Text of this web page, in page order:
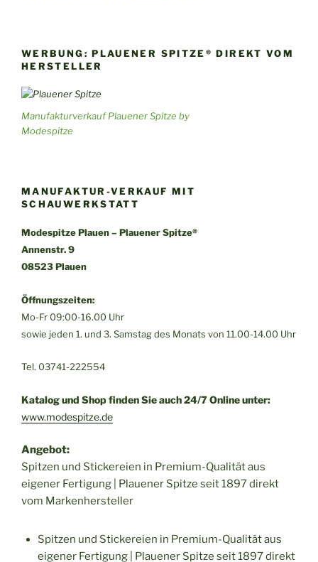
WERBUNG: PLAUENER SPITZE® DIREKT VOM
HERSTELLER
Manufakturverkauf Plauener Spitze by
Modespitze
MANUFAKTUR-VERKAUF MIT
SCHAUWERKSTATT
Modespitze Plauen – Plauener Spitze®
Annenstr. 9
08523 Plauen
Öffnungszeiten:
Mo-Fr 09:00-16.00 Uhr
sowie jeden 1. und 3. Samstag des Monats von 11.00-14.00 Uhr
Tel. 03741-222554
Katalog und Shop finden Sie auch 24/7 Online unter:
www.modespitze.de
Angebot:
Spitzen und Stickereien in Premium-Qualität aus
eigener Fertigung | Plauener Spitze seit 1897 direkt
vom Markenhersteller
Spitzen und Stickereien in Premium-Qualität aus
eigener Fertigung | Plauener Spitze seit 1897 direkt